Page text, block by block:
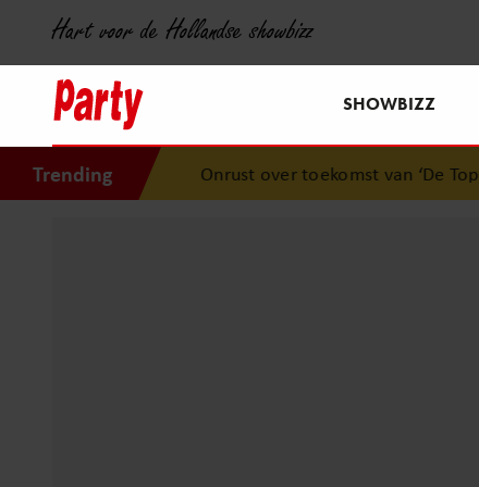
Hart voor de Hollandse showbizz
SHOWBIZZ
TrendingOnrust over toekomst van ‘De Toppers’: